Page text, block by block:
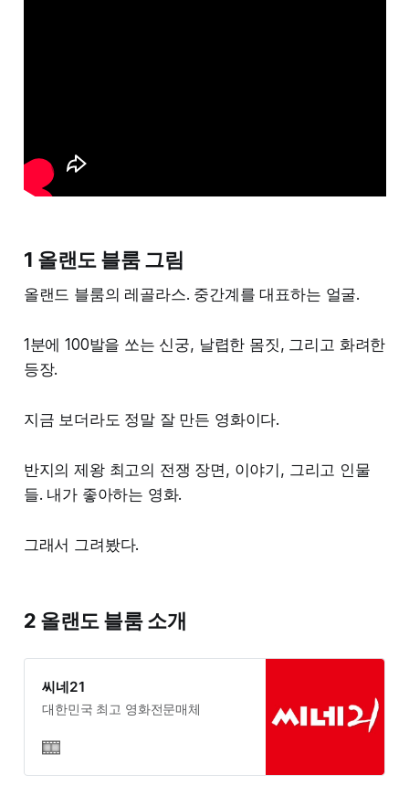
1 올랜도 블룸 그림
올랜드 블룸의 레골라스. 중간계를 대표하는 얼굴.
1분에 100발을 쏘는 신궁, 날렵한 몸짓, 그리고 화려한
등장.
지금 보더라도 정말 잘 만든 영화이다.
반지의 제왕 최고의 전쟁 장면, 이야기, 그리고 인물
들. 내가 좋아하는 영화.
그래서 그려봤다.
2 올랜도 블룸 소개
씨네21
대한민국 최고 영화전문매체